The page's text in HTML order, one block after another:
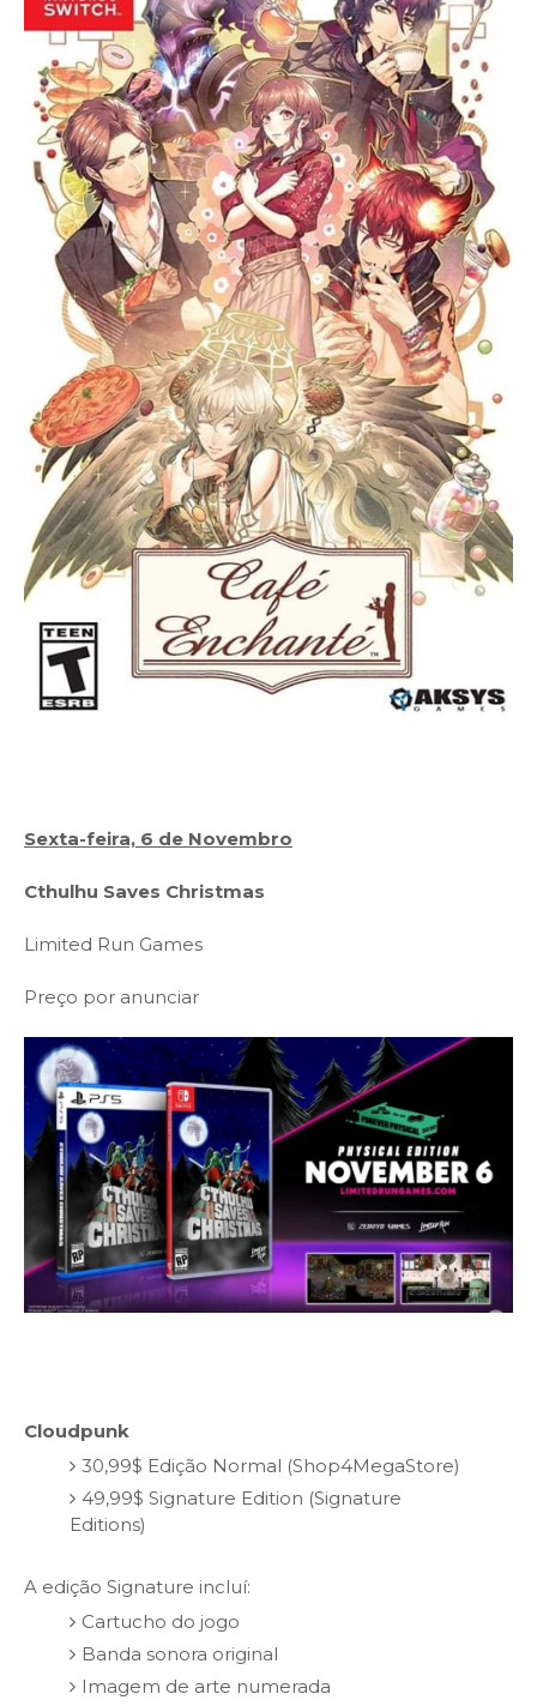
Sexta-feira, 6 de Novembro
Cthulhu Saves Christmas
Limited Run Games
Preço por anunciar
Cloudpunk
30,99$ Edição Normal (Shop4MegaStore)
49,99$ Signature Edition (Signature
Editions)
A edição Signature incluí:
Cartucho do jogo
Banda sonora original
Imagem de arte numerada